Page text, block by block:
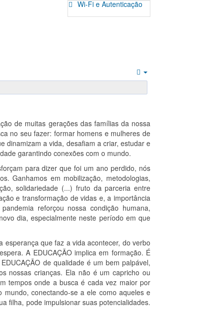
Wi-Fi e Autenticação
Empty
de muitas gerações das famílias da nossa
no seu fazer: formar homens e mulheres de
dinamizam a vida, desafiam a criar, estudar e
garantindo conexões com o mundo.
para dizer que foi um ano perdido, nós
Ganhamos em mobilização, metodologias,
solidariedade (...) fruto da parceria entre
e transformação de vidas e, a importância
reforçou nossa condição humana,
dia, especialmente neste período em que
que faz a vida acontecer, do verbo
A EDUCAÇÃO implica em formação. É
de qualidade é um bem palpável,
nossas crianças. Ela não é um capricho ou
tempos onde a busca é cada vez maior por
conectando-se a ele como aqueles e
filha, pode impulsionar suas potencialidades.